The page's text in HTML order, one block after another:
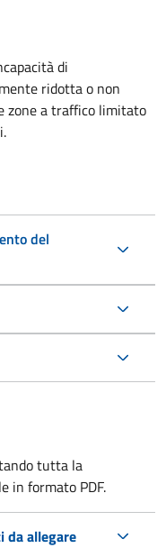
di
ridotta o non
zone a traffico limitato
del
tutta la
in formato PDF.
da allegare